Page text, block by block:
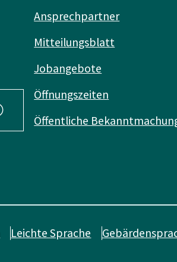
Ansprechpartner
Mitteilungsblatt
Jobangebote
Öffnungszeiten
Öffentliche
Leichte Sprache